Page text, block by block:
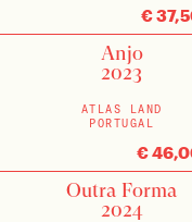
€
Anjo
2023
ATLAS LAND
PORTUGAL
€
Outra Forma
2024